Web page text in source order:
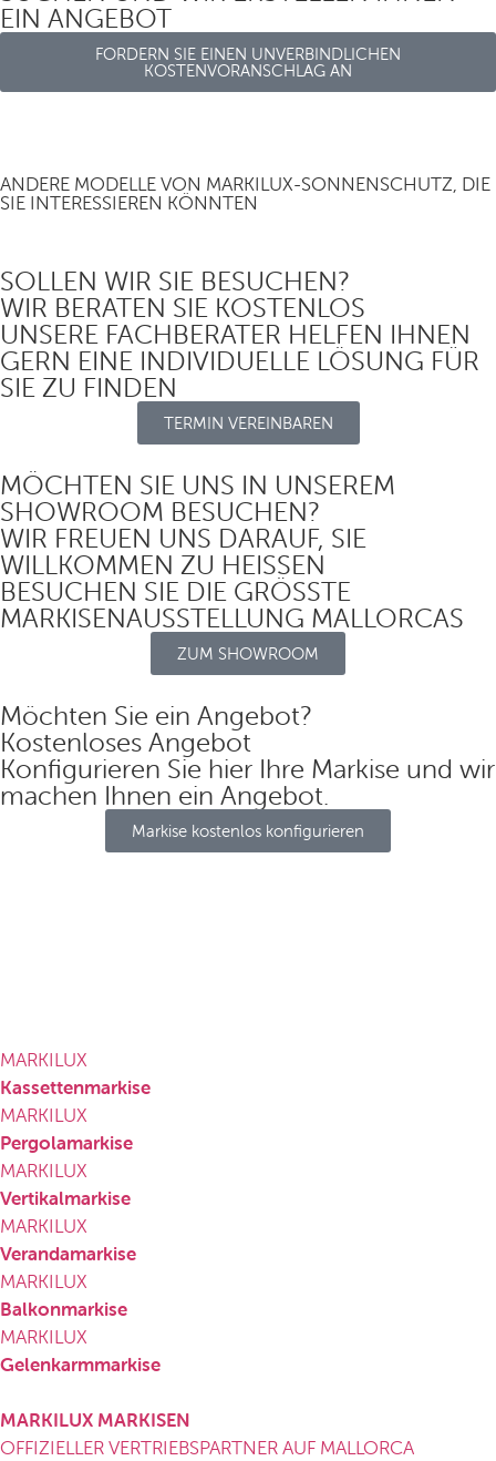
EIN ANGEBOT
FORDERN SIE EINEN UNVERBINDLICHEN
KOSTENVORANSCHLAG AN
ANDERE MODELLE VON MARKILUX-SONNENSCHUTZ, DIE
SIE INTERESSIEREN KÖNNTEN
SOLLEN WIR SIE BESUCHEN?
WIR BERATEN SIE KOSTENLOS
UNSERE FACHBERATER HELFEN IHNEN
GERN EINE INDIVIDUELLE LÖSUNG FÜR
SIE ZU FINDEN
TERMIN VEREINBAREN
MÖCHTEN SIE UNS IN UNSEREM
SHOWROOM BESUCHEN?
WIR FREUEN UNS DARAUF, SIE
WILLKOMMEN ZU HEISSEN
BESUCHEN SIE DIE GRÖSSTE
MARKISENAUSSTELLUNG MALLORCAS
ZUM SHOWROOM
Möchten Sie ein Angebot?
Kostenloses Angebot
Konfigurieren Sie hier Ihre Markise und wir
machen Ihnen ein Angebot.
Markise kostenlos konfigurieren
MARKILUX
Kassettenmarkise
MARKILUX
Pergolamarkise
MARKILUX
Vertikalmarkise
MARKILUX
Verandamarkise
MARKILUX
Balkonmarkise
MARKILUX
Gelenkarmmarkise
MARKILUX MARKISEN
OFFIZIELLER VERTRIEBSPARTNER AUF MALLORCA